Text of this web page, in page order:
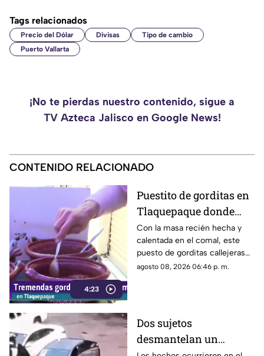
Tags relacionados
Precio del Dólar Divisas
Tipo de cambio
Puerto Vallarta
¡No te pierdas nuestro contenido, sigue a
TV Azteca Jalisco en Google News!
CONTENIDO RELACIONADO
4:23
Puestito de gorditas en
Tlaquepaque donde
una nunca es suficiente
Con la masa recién hecha y
calentada en el comal, este
puesto de gorditas callejeras
en Tlaquepaque promete
agosto 08, 2026 06:46 p. m.
Dos sujetos
desmantelan un